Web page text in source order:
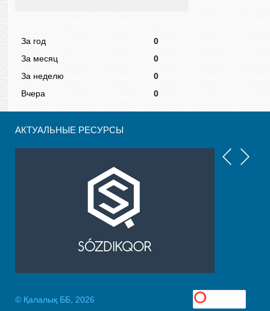
За год
0
За месяц
0
За неделю
0
Вчера
0
АКТУАЛЬНЫЕ РЕСУРСЫ
© Қалалық ББ, 2026